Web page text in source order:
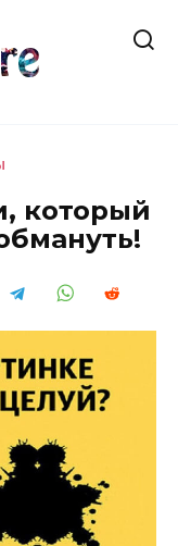
который